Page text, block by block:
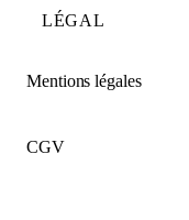
LÉGAL
Mentions légales
CGV